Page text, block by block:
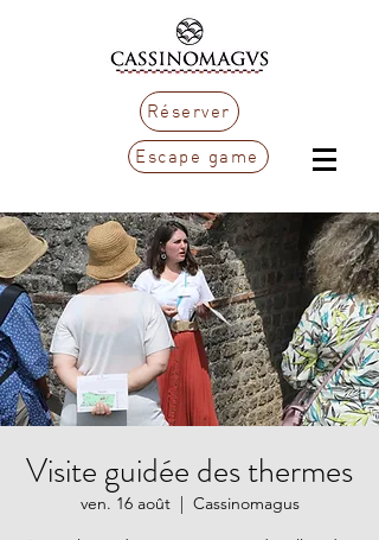
Réserver
Escape game
Visite guidée des thermes
ven. 16 août
  |
Cassinomagus